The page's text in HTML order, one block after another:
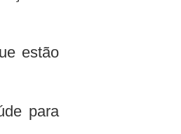
estão
para